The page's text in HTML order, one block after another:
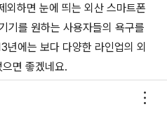
하면 눈에 띄는 외산 스마트폰
기를 원하는 사용자들의 욕구를
에는 보다 다양한 라인업의 외
면 좋겠네요.
금씩 들리고 있는데 내년 상반기